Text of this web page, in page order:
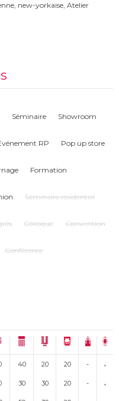
new-yorkaise, Atelier
entier est privatisable !
Séminaire Showroom
RP Pop up store
Formation
Séminaire résidentiel
Colloque Convention
Conférence
40 20 20 -
30 30 20 -